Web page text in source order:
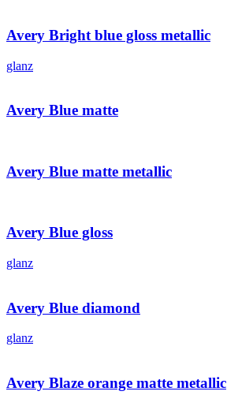
Avery Bright blue gloss metallic
glanz
Avery Blue matte
Avery Blue matte metallic
Avery Blue gloss
glanz
Avery Blue diamond
glanz
Avery Blaze orange matte metallic